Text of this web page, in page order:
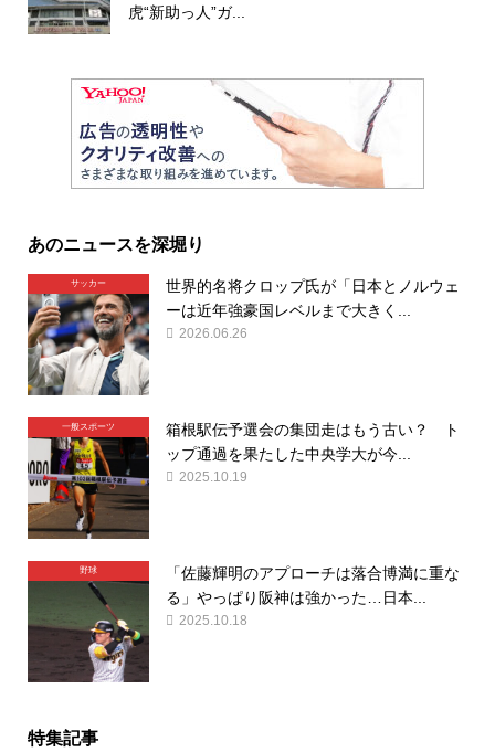
虎“新助っ人”ガ...
あのニュースを深堀り
サッカー
世界的名将クロップ氏が「日本とノルウェ
ーは近年強豪国レベルまで大きく...
2026.06.26
一般スポーツ
箱根駅伝予選会の集団走はもう古い？ ト
ップ通過を果たした中央学大が今...
2025.10.19
野球
「佐藤輝明のアプローチは落合博満に重な
る」やっぱり阪神は強かった…日本...
2025.10.18
特集記事